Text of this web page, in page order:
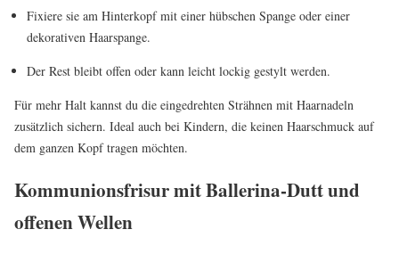
Fixiere sie am Hinterkopf mit einer hübschen Spange oder einer
dekorativen Haarspange.
Der Rest bleibt offen oder kann leicht lockig gestylt werden.
Für mehr Halt kannst du die eingedrehten Strähnen mit Haarnadeln
zusätzlich sichern. Ideal auch bei Kindern, die keinen Haarschmuck auf
dem ganzen Kopf tragen möchten.
Kommunionsfrisur mit Ballerina-Dutt und
offenen Wellen